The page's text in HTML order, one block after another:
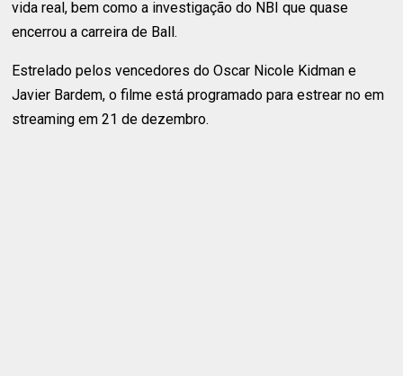
vida real, bem como a investigação do NBI que quase
encerrou a carreira de Ball.
Estrelado pelos vencedores do Oscar Nicole Kidman e
Javier Bardem, o filme está programado para estrear no em
streaming em 21 de dezembro.